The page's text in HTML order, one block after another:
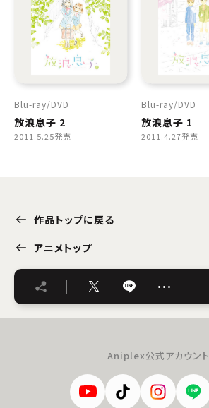
Blu-ray DVD
放浪息子 2
2011.5.25発売
Blu-ray DVD
放浪息子 1
2011.4.27発売
作品トップに戻る
アニメトップ
…
Aniplex公式アカウント